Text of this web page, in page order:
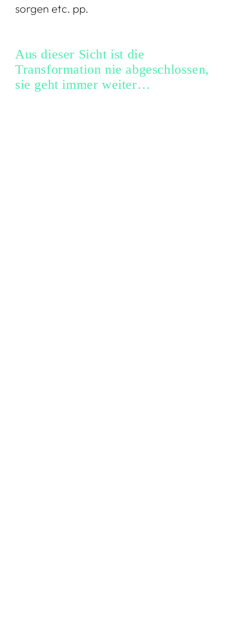
sorgen etc. pp.
Aus dieser Sicht ist die
Transformation nie abgeschlossen,
sie geht immer weiter…